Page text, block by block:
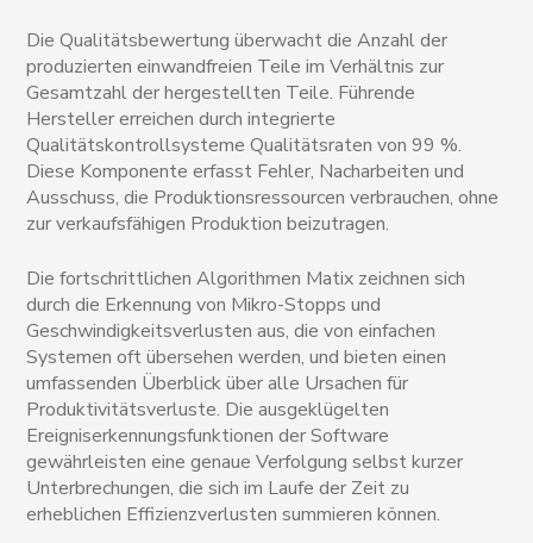
Die Qualitätsbewertung überwacht die Anzahl der
produzierten einwandfreien Teile im Verhältnis zur
Gesamtzahl der hergestellten Teile. Führende
Hersteller erreichen durch integrierte
Qualitätskontrollsysteme Qualitätsraten von 99 %.
Diese Komponente erfasst Fehler, Nacharbeiten und
Ausschuss, die Produktionsressourcen verbrauchen, ohne
zur verkaufsfähigen Produktion beizutragen.
Die fortschrittlichen Algorithmen Matix zeichnen sich
durch die Erkennung von Mikro-Stopps und
Geschwindigkeitsverlusten aus, die von einfachen
Systemen oft übersehen werden, und bieten einen
umfassenden Überblick über alle Ursachen für
Produktivitätsverluste. Die ausgeklügelten
Ereigniserkennungsfunktionen der Software
gewährleisten eine genaue Verfolgung selbst kurzer
Unterbrechungen, die sich im Laufe der Zeit zu
erheblichen Effizienzverlusten summieren können.